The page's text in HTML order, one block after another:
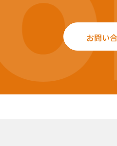
お問い